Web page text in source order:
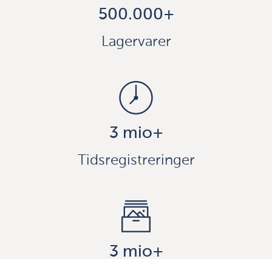
500.000+
Lagervarer
3 mio+
Tidsregistreringer
3 mio+